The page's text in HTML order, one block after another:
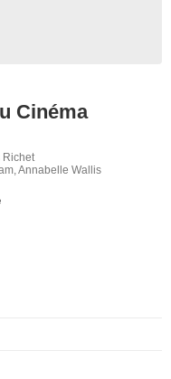
Cinéma
Richet
Annabelle Wallis